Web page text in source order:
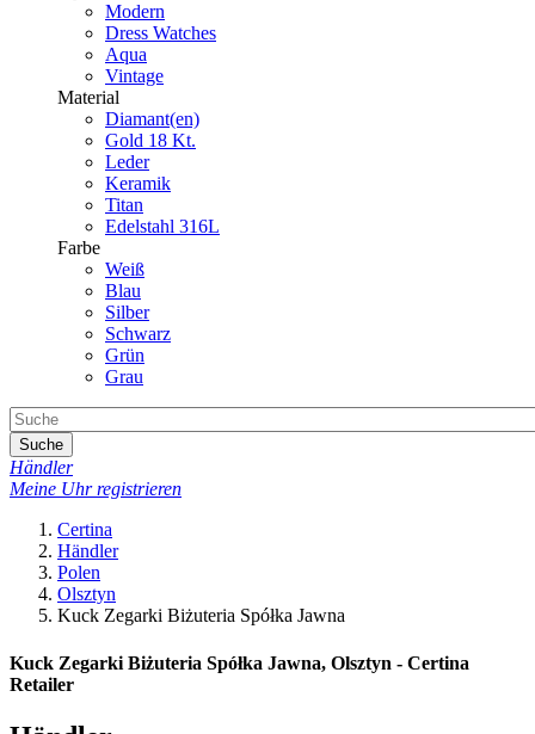
Modern
Dress Watches
Aqua
Vintage
Material
Diamant(en)
Gold 18 Kt.
Leder
Keramik
Titan
Edelstahl 316L
Farbe
Weiß
Blau
Silber
Schwarz
Grün
Grau
Suche
Händler
Meine Uhr registrieren
Certina
Händler
Polen
Olsztyn
Kuck Zegarki Biżuteria Spółka Jawna
Kuck Zegarki Biżuteria Spółka Jawna, Olsztyn - Certina
Retailer